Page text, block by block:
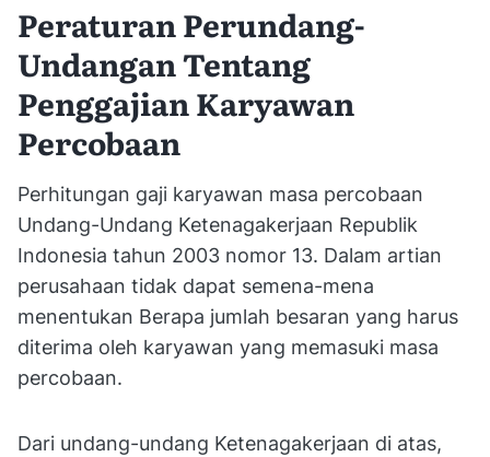
Peraturan Perundang-
Undangan Tentang
Penggajian Karyawan
Percobaan
Perhitungan gaji karyawan masa percobaan
Undang-Undang Ketenagakerjaan Republik
Indonesia tahun 2003 nomor 13. Dalam artian
perusahaan tidak dapat semena-mena
menentukan Berapa jumlah besaran yang harus
diterima oleh karyawan yang memasuki masa
percobaan.
Dari undang-undang Ketenagakerjaan di atas,